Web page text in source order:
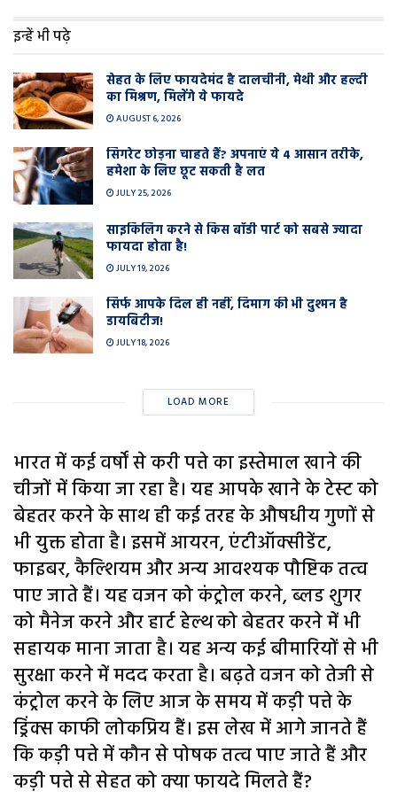
इन्हें भी पढ़े
सेहत के लिए फायदेमंद है दालचीनी, मेथी और हल्दी
का मिश्रण, मिलेंगे ये फायदे
AUGUST 6, 2026
सिगरेट छोड़ना चाहते हैं? अपनाएं ये 4 आसान तरीके,
हमेशा के लिए छूट सकती है लत
JULY 25, 2026
साइकिलिंग करने से किस बॉडी पार्ट को सबसे ज्यादा
फायदा होता है!
JULY 19, 2026
सिर्फ आपके दिल ही नहीं, दिमाग की भी दुश्मन है
डायबिटीज!
JULY 18, 2026
LOAD MORE
भारत में कई वर्षों से करी पत्ते का इस्तेमाल खाने की
चीजों में किया जा रहा है। यह आपके खाने के टेस्ट को
बेहतर करने के साथ ही कई तरह के औषधीय गुणों से
भी युक्त होता है। इसमें आयरन, एंटीऑक्सीडेंट,
फाइबर, कैल्शियम और अन्य आवश्यक पौष्टिक तत्व
पाए जाते हैं। यह वजन को कंट्रोल करने, ब्लड शुगर
को मैनेज करने और हार्ट हेल्थ को बेहतर करने में भी
सहायक माना जाता है। यह अन्य कई बीमारियों से भी
सुरक्षा करने में मदद करता है। बढ़ते वजन को तेजी से
कंट्रोल करने के लिए आज के समय में कड़ी पत्ते के
ड्रिंक्स काफी लोकप्रिय हैं। इस लेख में आगे जानते हैं
कि कड़ी पत्ते में कौन से पोषक तत्व पाए जाते हैं और
कड़ी पत्ते से सेहत को क्या फायदे मिलते हैं?